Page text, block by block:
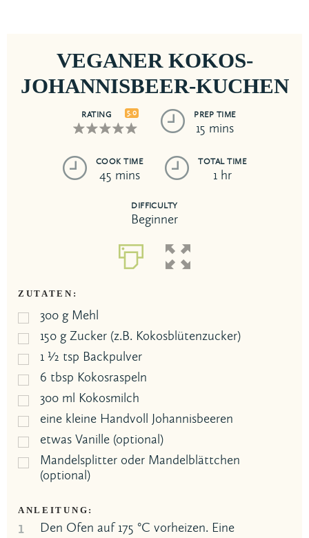
VEGANER KOKOS-
JOHANNISBEER-KUCHEN
RATING 5.0 PREP TIME
15 mins
COOK TIME
45 mins
TOTAL TIME
1 hr
DIFFICULTY
Beginner
ZUTATEN:
300 g Mehl
150 g Zucker (z.B. Kokosblütenzucker)
1 ½ tsp Backpulver
6 tbsp Kokosraspeln
300 ml Kokosmilch
eine kleine Handvoll Johannisbeeren
etwas Vanille (optional)
Mandelsplitter oder Mandelblättchen
(optional)
ANLEITUNG:
1
Den Ofen auf 175 °C vorheizen. Eine